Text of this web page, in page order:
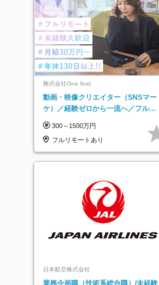
株式会社One feat.
動画・映像クリエイター（SNSマー
ケ）／経験ゼロから一流へ／フルリ
日以上
300～1500万円
フルリモートあり
日本航空株式会社
業務企画職（技術系総合職）/未経験